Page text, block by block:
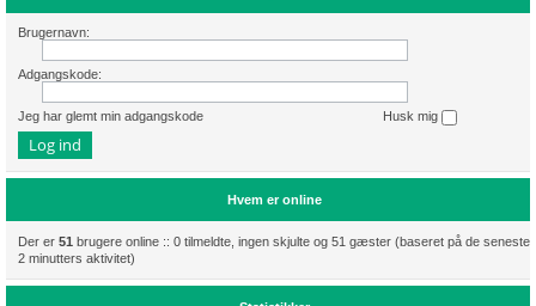
Brugernavn:
Adgangskode:
Jeg har glemt min adgangskode Husk mig
Hvem er online
Der er 51 brugere online :: 0 tilmeldte, ingen skjulte og 51 gæster (baseret på de seneste
2 minutters aktivitet)